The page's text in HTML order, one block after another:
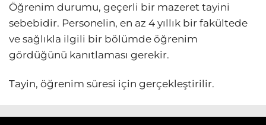
Öğrenim durumu, geçerli bir mazeret tayini
sebebidir. Personelin, en az 4 yıllık bir fakültede
ve sağlıkla ilgili bir bölümde öğrenim
gördüğünü kanıtlaması gerekir.
Tayin, öğrenim süresi için gerçekleştirilir.